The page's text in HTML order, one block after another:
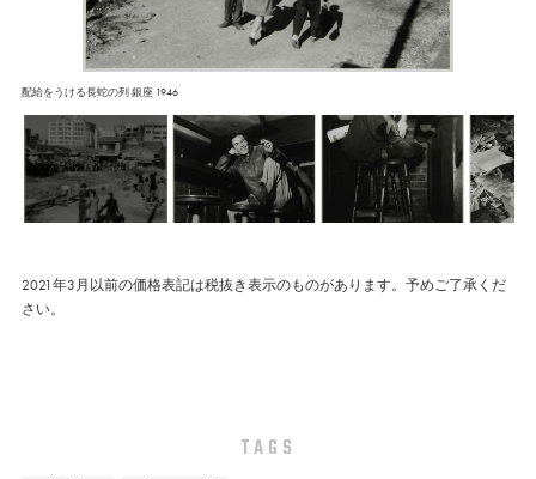
配給をうける長蛇の列 銀座 1946
2021年3月以前の価格表記は税抜き表示のものがあります。予めご了承くだ
さい。
TAGS